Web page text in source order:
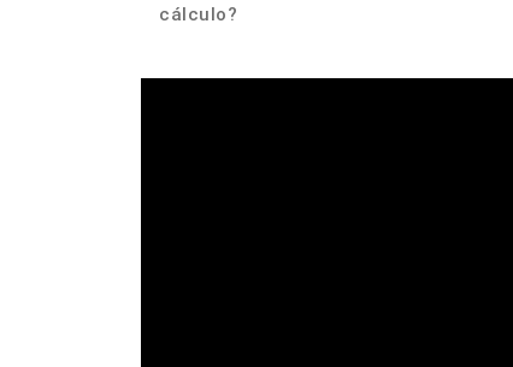
cálculo?